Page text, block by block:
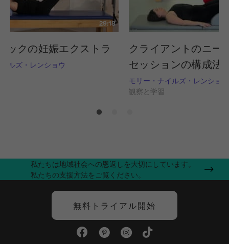
29:18
ックの妊娠エクストラ
ルズ・レンショウ
クライアントのニー
セッションの構成法
モリー・ナイルズ・レンショウ
観察と学習
私たちは地域社会への恩返しを大切にしています。
私たちの支援方法をご覧ください。
無料トライアル開始